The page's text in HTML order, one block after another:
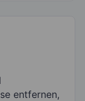
entfernen,